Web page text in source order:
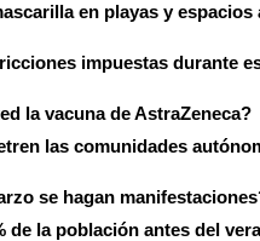
en playas y espacios
impuestas durante
la vacuna de AstraZeneca?
las comunidades
se hagan
de la población antes del